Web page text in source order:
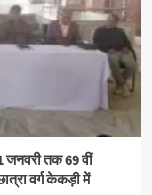
तक 69 वीं
वर्ग केकड़ी में